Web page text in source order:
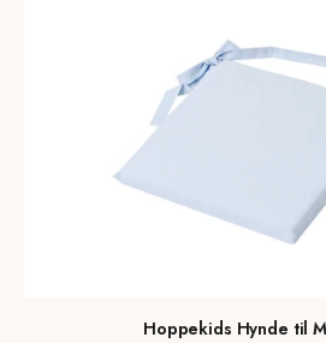
Hoppekids Hynde til